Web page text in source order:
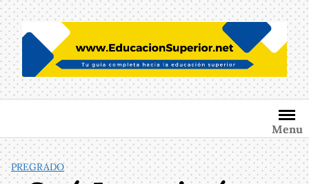
Saltar
al
contenido
Menu
PREGRADO